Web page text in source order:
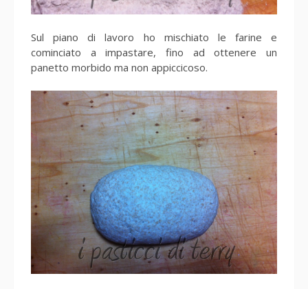
Sul piano di lavoro ho mischiato le farine e
cominciato a impastare, fino ad ottenere un
panetto morbido ma non appiccicoso.